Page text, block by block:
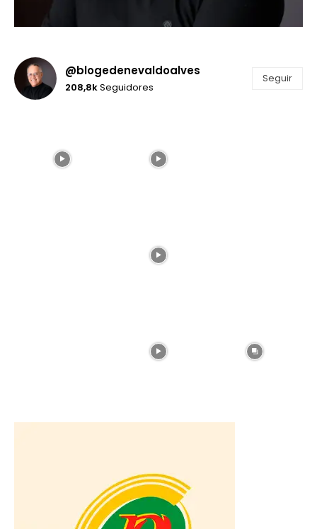
@blogedenevaldoalves
208,8kSeguidores
Seguir